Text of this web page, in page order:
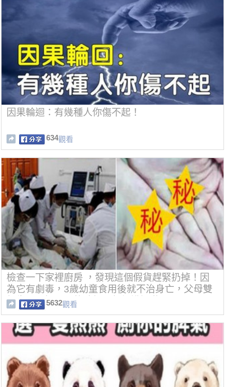
因果輪迴：有幾種人你傷不起！
634觀看
檢查一下家裡廚房 ，發現這個假貨趕緊扔掉！因
為它有劇毒，3歲幼童食用後就不治身亡，父母雙
親生死不知！買的時候要仔細辨認啦....
5632觀看